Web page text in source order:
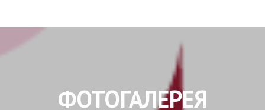
ФОТОГАЛЕРЕЯ